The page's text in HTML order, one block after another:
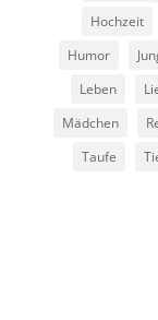
Hochzeit
Humor
Leben
Mädchen
Taufe